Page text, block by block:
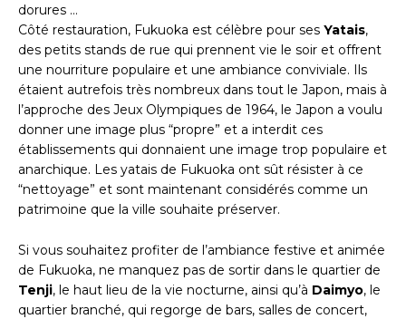
dorures …
Côté restauration, Fukuoka est célèbre pour ses Yatais,
des petits stands de rue qui prennent vie le soir et offrent
une nourriture populaire et une ambiance conviviale. Ils
étaient autrefois très nombreux dans tout le Japon, mais à
l’approche des Jeux Olympiques de 1964, le Japon a voulu
donner une image plus “propre” et a interdit ces
établissements qui donnaient une image trop populaire et
anarchique. Les yatais de Fukuoka ont sût résister à ce
“nettoyage” et sont maintenant considérés comme un
patrimoine que la ville souhaite préserver.
Si vous souhaitez profiter de l’ambiance festive et animée
de Fukuoka, ne manquez pas de sortir dans le quartier de
Tenji, le haut lieu de la vie nocturne, ainsi qu’à Daimyo, le
quartier branché, qui regorge de bars, salles de concert,